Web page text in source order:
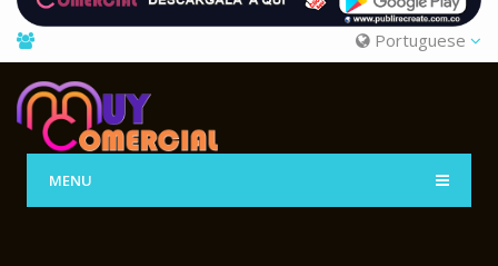
Portuguese
MENU